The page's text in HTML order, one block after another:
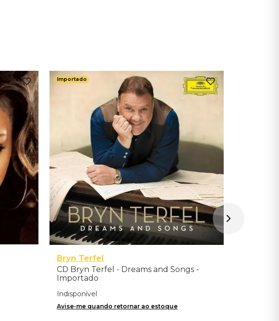
Importado
Bryn Terfel
CD Bryn Terfel - Dreams and Songs -
Importado
Indisponível
Avise-me quando retornar ao estoque